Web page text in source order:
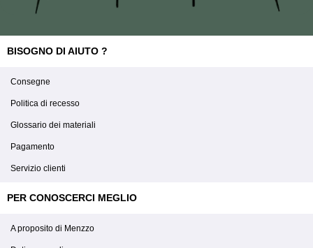
BISOGNO DI AIUTO ?
Consegne
Politica di recesso
Glossario dei materiali
Pagamento
Servizio clienti
PER CONOSCERCI MEGLIO
A proposito di Menzzo